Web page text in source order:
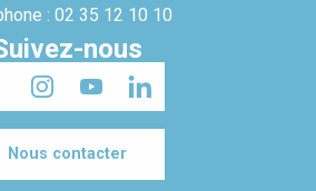
: 02 35 12 10 10
nous
Nous contacter